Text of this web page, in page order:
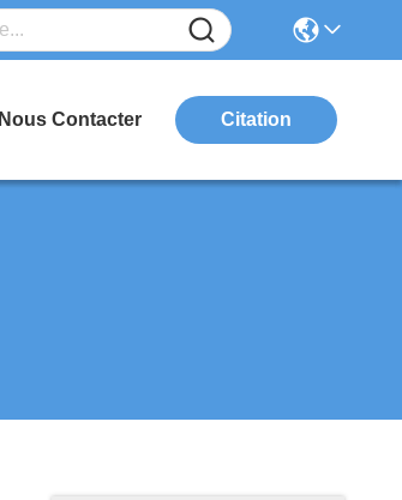
Nous Contacter Citation